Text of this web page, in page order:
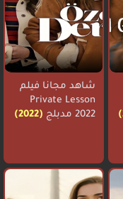
شاهد مجانا فيلم
Private Lesson
2022 مدبلج
(2022)